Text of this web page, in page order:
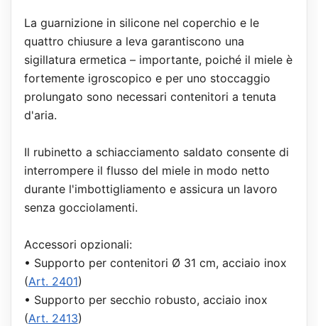
La guarnizione in silicone nel coperchio e le
quattro chiusure a leva garantiscono una
sigillatura ermetica – importante, poiché il miele è
fortemente igroscopico e per uno stoccaggio
prolungato sono necessari contenitori a tenuta
d'aria.
Il rubinetto a schiacciamento saldato consente di
interrompere il flusso del miele in modo netto
durante l'imbottigliamento e assicura un lavoro
senza gocciolamenti.
Accessori opzionali:
• Supporto per contenitori Ø 31 cm, acciaio inox
(Art. 2401)
• Supporto per secchio robusto, acciaio inox
(Art. 2413)